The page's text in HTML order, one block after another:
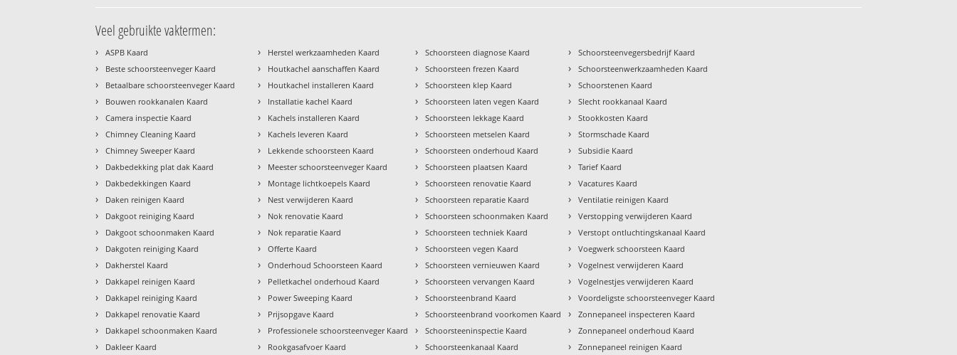
Veel gebruikte vaktermen:
› ASPB Kaard
› Beste schoorsteenveger Kaard
› Betaalbare schoorsteenveger Kaard
› Bouwen rookkanalen Kaard
› Camera inspectie Kaard
› Chimney Cleaning Kaard
› Chimney Sweeper Kaard
› Dakbedekking plat dak Kaard
› Dakbedekkingen Kaard
› Daken reinigen Kaard
› Dakgoot reiniging Kaard
› Dakgoot schoonmaken Kaard
› Dakgoten reiniging Kaard
› Dakherstel Kaard
› Dakkapel reinigen Kaard
› Dakkapel reiniging Kaard
› Dakkapel renovatie Kaard
› Dakkapel schoonmaken Kaard
› Dakleer Kaard
› Herstel werkzaamheden Kaard
› Houtkachel aanschaffen Kaard
› Houtkachel installeren Kaard
› Installatie kachel Kaard
› Kachels installeren Kaard
› Kachels leveren Kaard
› Lekkende schoorsteen Kaard
› Meester schoorsteenveger Kaard
› Montage lichtkoepels Kaard
› Nest verwijderen Kaard
› Nok renovatie Kaard
› Nok reparatie Kaard
› Offerte Kaard
› Onderhoud Schoorsteen Kaard
› Pelletkachel onderhoud Kaard
› Power Sweeping Kaard
› Prijsopgave Kaard
› Professionele schoorsteenveger Kaard
› Rookgasafvoer Kaard
› Schoorsteen diagnose Kaard
› Schoorsteen frezen Kaard
› Schoorsteen klep Kaard
› Schoorsteen laten vegen Kaard
› Schoorsteen lekkage Kaard
› Schoorsteen metselen Kaard
› Schoorsteen onderhoud Kaard
› Schoorsteen plaatsen Kaard
› Schoorsteen renovatie Kaard
› Schoorsteen reparatie Kaard
› Schoorsteen schoonmaken Kaard
› Schoorsteen techniek Kaard
› Schoorsteen vegen Kaard
› Schoorsteen vernieuwen Kaard
› Schoorsteen vervangen Kaard
› Schoorsteenbrand Kaard
› Schoorsteenbrand voorkomen Kaard
› Schoorsteeninspectie Kaard
› Schoorsteenkanaal Kaard
› Schoorsteenvegersbedrijf Kaard
› Schoorsteenwerkzaamheden Kaard
› Schoorstenen Kaard
› Slecht rookkanaal Kaard
› Stookkosten Kaard
› Stormschade Kaard
› Subsidie Kaard
› Tarief Kaard
› Vacatures Kaard
› Ventilatie reinigen Kaard
› Verstopping verwijderen Kaard
› Verstopt ontluchtingskanaal Kaard
› Voegwerk schoorsteen Kaard
› Vogelnest verwijderen Kaard
› Vogelnestjes verwijderen Kaard
› Voordeligste schoorsteenveger Kaard
› Zonnepaneel inspecteren Kaard
› Zonnepaneel onderhoud Kaard
› Zonnepaneel reinigen Kaard